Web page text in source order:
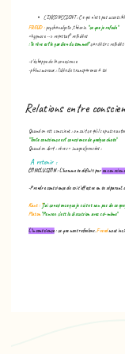
L'INCONSCIENT : Ce qui n'est pas
FREUD : psychanalyste ,théorie. "ce que je refoule"
=hypnose --> reprstat° refoulées
:"le rêve est le gardien du sommeil"car désirs refoulés
-s'échappe de la conscience
-pblms moraux : l'idée de transparence à soi
Relations entre
Quand on est conscient : on sait ce qu'il se passe
"Toute conscience est conscience de quelque chose"
Quand on dort : rêves = images/pensées :
A retenir :
CONCLUSION :L'homme se définit parsa
-Prendre conscience de soi s'effectue en se
Kant : "J'ai conscience que je suis et non pas de ce
Platon "Penser, c'est la discussion avec soi-même"
L'inconscience: ce que nous refoulons.Freudnous